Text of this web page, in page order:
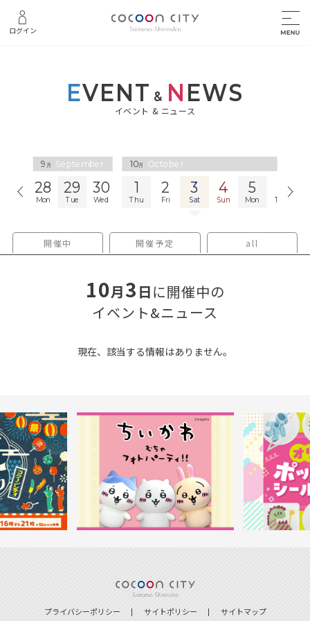
ログイン
EVENT & NEWS
イベント & ニュース
9 月 September
27
Sun
28
Mon
29
Tue
30
Wed
10月 October
1
Thu
2
Fri
3
Sat
4
Sun
5
Mon Tue
開催中 開催予定 all
10月3 日に開催中の
イベント&ニュース
現在、該当する情報はありません。
プライバシーポリシー サイトポリシー サイトマップ